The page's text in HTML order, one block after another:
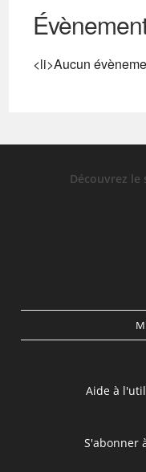
<li>Aucun
Découvrez
Aide à
S'abonner